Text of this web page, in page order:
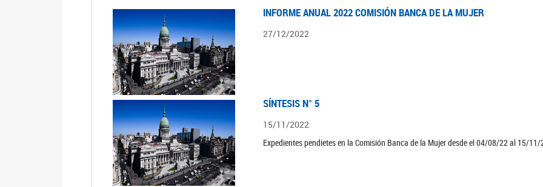
INFORME ANUAL 2022 COMISIÓN BANCA DE LA MUJER
27/12/2022
SÍNTESIS N° 5
15/11/2022
Expedientes pendietes en la Comisión Banca de la Mujer desde el 04/08/22 al 15/